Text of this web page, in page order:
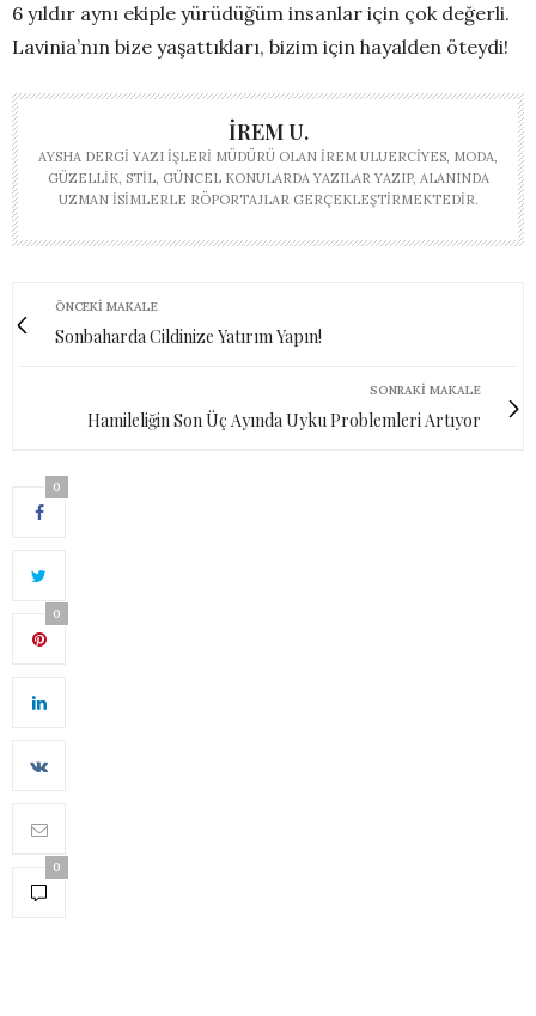
6 yıldır aynı ekiple yürüdüğüm insanlar için çok değerli.
Lavinia’nın bize yaşattıkları, bizim için hayalden öteydi!
İREM U.
AYSHA DERGI YAZI İŞLERI MÜDÜRÜ OLAN İREM ULUERCIYES, MODA,
GÜZELLIK, STIL, GÜNCEL KONULARDA YAZILAR YAZIP, ALANINDA
UZMAN ISIMLERLE RÖPORTAJLAR GERÇEKLEŞTIRMEKTEDIR.
ÖNCEKI MAKALE
Sonbaharda Cildinize Yatırım Yapın!
SONRAKI MAKALE
Hamileliğin Son Üç Ayında Uyku Problemleri Artıyor
0
0
0